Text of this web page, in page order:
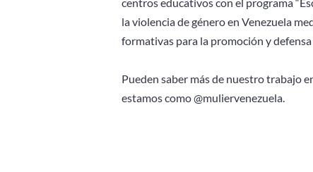
la violencia de género en Venezuela
formativas para la promoción y
Pueden saber más de nuestro trabajo
estamos como @muliervenezuela.